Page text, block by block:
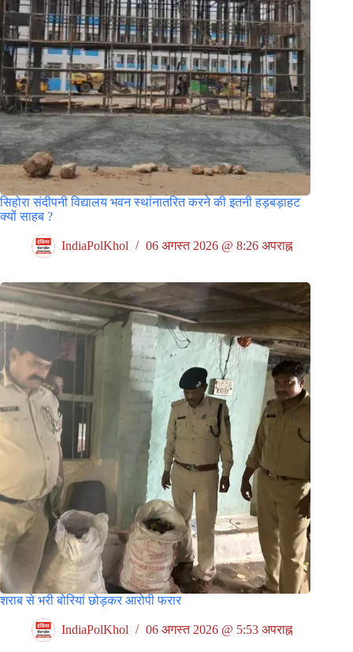
सिहोरा संदीपनी विद्यालय भवन स्थांनातरित करने की इतनी हड़बड़ाहट
क्यों साहब ?
IndiaPolKhol 06 अगस्त 2026 @ 8:26 अपराह्न
शराब से भरी बोरियां छोड़कर आरोपी फरार
IndiaPolKhol 06 अगस्त 2026 @ 5:53 अपराह्न